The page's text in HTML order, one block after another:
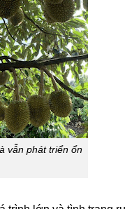
vẫn phát triển ổn